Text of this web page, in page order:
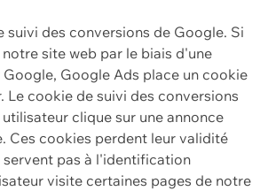
suivi des conversions de Google. Si
site web par le biais d'une
Google Ads place un cookie
Le cookie de suivi des conversions
clique sur une annonce
Ces cookies perdent leur validité
servent pas à l'identification
visite certaines pages de notre